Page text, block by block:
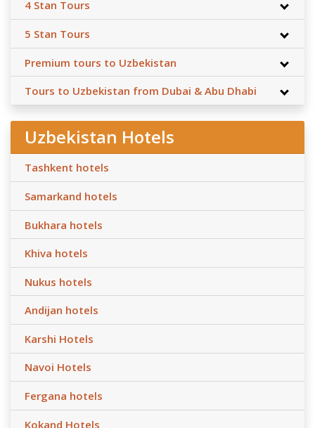
4 Stan Tours
5 Stan Tours
Premium tours to Uzbekistan
Tours to Uzbekistan from Dubai & Abu Dhabi
Uzbekistan Hotels
Tashkent hotels
Samarkand hotels
Bukhara hotels
Khiva hotels
Nukus hotels
Andijan hotels
Karshi Hotels
Navoi Hotels
Fergana hotels
Kokand Hotels